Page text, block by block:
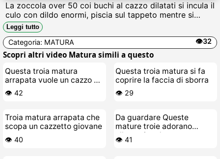
La zoccola over 50 coi buchi al cazzo dilatati si incula il
culo con dildo enormi, piscia sul tappeto mentre si
sfrega la figa bagnata, geme come una porca in calore
implorando sborra calda.
Leggi tutto
Categoria: MATURA 👁️32
Scopri altri video Matura simili a questo
Questa troia matura
arrapata vuole un cazzo da
scopare alla follia
👁️ 42
Questa troia matura si fa
coprire la faccia di sborra
👁️ 29
Troia matura arrapata che
scopa un cazzetto giovane
👁️ 40
Da guardare Queste
mature troie adorano
allenarsi nude
👁️ 41